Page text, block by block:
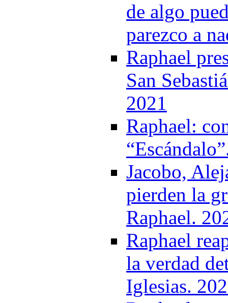
de algo
parezco a
Raphael
San
2021
Raphael:
Jacobo,
pierden la
Raphael.
Raphael
la verdad
Iglesias.